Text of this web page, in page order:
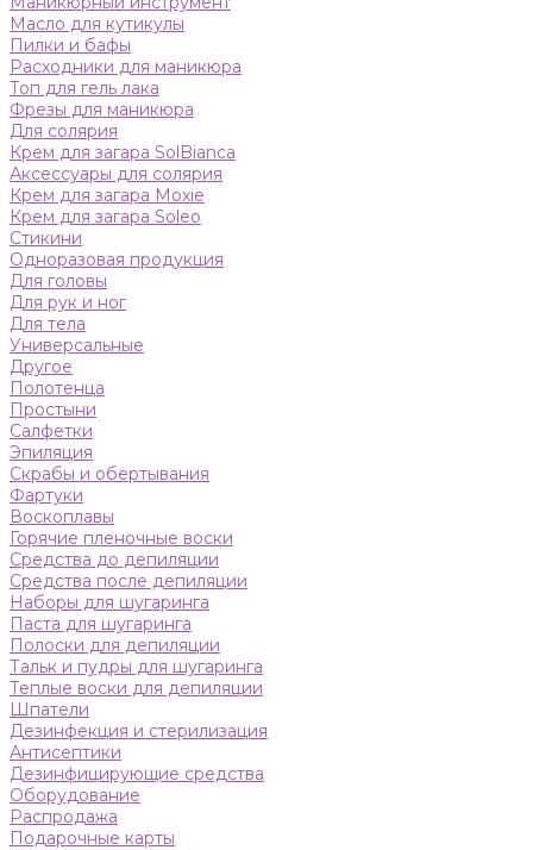
Масло для кутикулы
Пилки и бафы
Расходники для маникюра
Топ для гель лака
Фрезы для маникюра
Для солярия
Крем для загара SolBianca
Аксессуары для солярия
Крем для загара Moxie
Крем для загара Soleo
Стикини
Одноразовая продукция
Для головы
Для рук и ног
Для тела
Универсальные
Другое
Полотенца
Простыни
Салфетки
Эпиляция
Скрабы и обертывания
Фартуки
Воскоплавы
Горячие пленочные воски
Средства до депиляции
Средства после депиляции
Наборы для шугаринга
Паста для шугаринга
Полоски для депиляции
Тальк и пудры для шугаринга
Теплые воски для депиляции
Шпатели
Дезинфекция и стерилизация
Антисептики
Дезинфицирующие средства
Оборудование
Распродажа
Подарочные карты